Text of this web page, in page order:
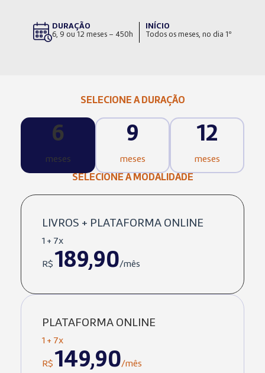
DURAÇÃO
6, 9 ou 12 meses – 450h
INÍCIO
Todos os meses, no dia 1º
SELECIONE A DURAÇÃO
6
meses
9
meses
12
meses
SELECIONE A MODALIDADE
LIVROS + PLATAFORMA ONLINE
1 + 7x
R$ 189,90/mês
PLATAFORMA ONLINE
1 + 7x
R$ 149,90/mês